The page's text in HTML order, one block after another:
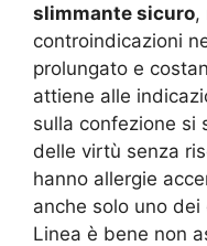
slimmante sicuro,
controindicazioni
prolungato e
attiene alle
sulla confezione si
delle virtù senza
hanno allergie
anche solo uno
Linea è bene non